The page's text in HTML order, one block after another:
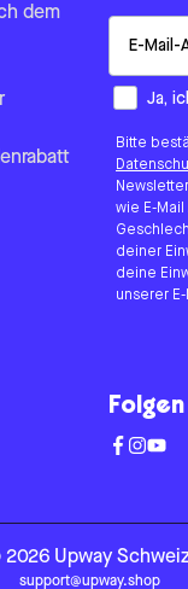
dem
HowJa,
Bitte
wie E-
deiner
deine
unserer
2026 Upway
support@upway.shop